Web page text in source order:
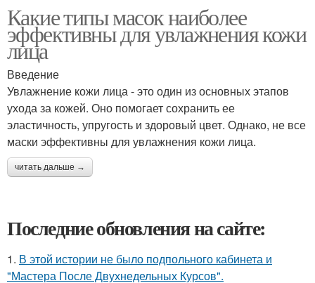
Какие типы масок наиболее
эффективны для увлажнения кожи
лица
Введение
Увлажнение кожи лица - это один из основных этапов
ухода за кожей. Оно помогает сохранить ее
эластичность, упругость и здоровый цвет. Однако, не все
маски эффективны для увлажнения кожи лица.
читать дальше →
Последние обновления на сайте:
1. В этой истории не было подпольного кабинета и
"Мастера После Двухнедельных Курсов".